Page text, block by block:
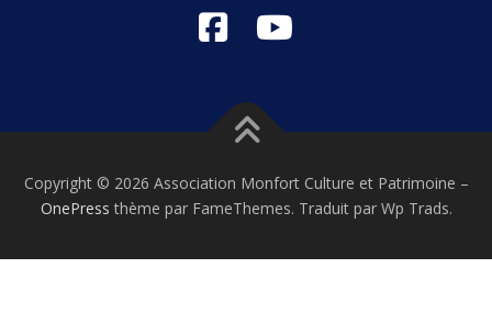
Copyright © 2026 Association Monfort Culture et Patrimoine –
OnePress thème par FameThemes. Traduit par Wp Trads.